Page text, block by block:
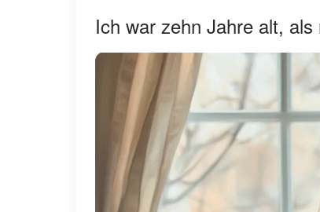
Ich war zehn Jahre alt,